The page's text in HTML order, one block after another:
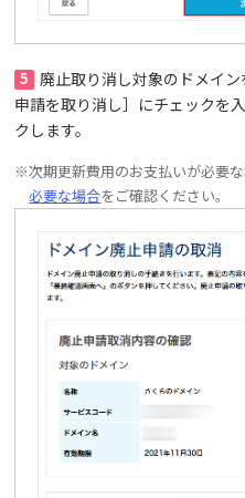
5
廃止取り消し対象のドメイ
申請を取り消し］にチェックを
クします。
※次期更新費用のお支払いが必要
必要な場合をご確認ください。